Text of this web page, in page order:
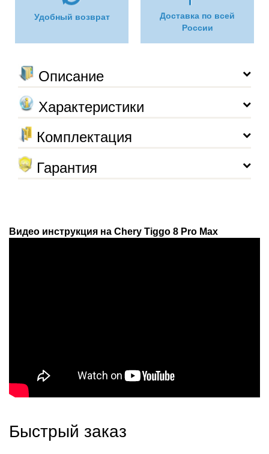
Удобный возврат
Доставка по всей
России
Описание
Характеристики
Комплектация
Гарантия
Видео инструкция на Chery Tiggo 8 Pro Max
Быстрый заказ